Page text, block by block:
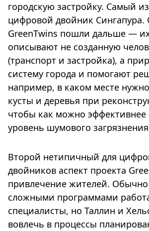
городскую застройку. Самый
цифровой двойник Сингапура.
GreenTwins пошли дальше —
описывают не созданную
(транспорт и застройка), а
систему города и помогают
например, в каком месте
кусты и деревья при
чтобы как можно эффективнее
уровень шумового
Второй нетипичный для
двойников аспект проекта
привлечение жителей.
сложными программами
специалисты, но Таллин и
вовлечь в процессы